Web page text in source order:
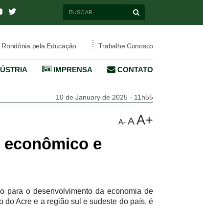
pela Educação = Trabalhe Conosco
IMPRENSA CONTATO
10 de January de 2025 - 11h55
A- AA+
e
para o desenvolvimento da economia de
do Acre e a região sul e sudeste do país, é